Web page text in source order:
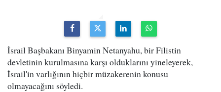
İsrail Başbakanı Binyamin Netanyahu, bir Filistin
devletinin kurulmasına karşı olduklarını yineleyerek,
İsrail'in varlığının hiçbir müzakerenin konusu
olmayacağını söyledi.